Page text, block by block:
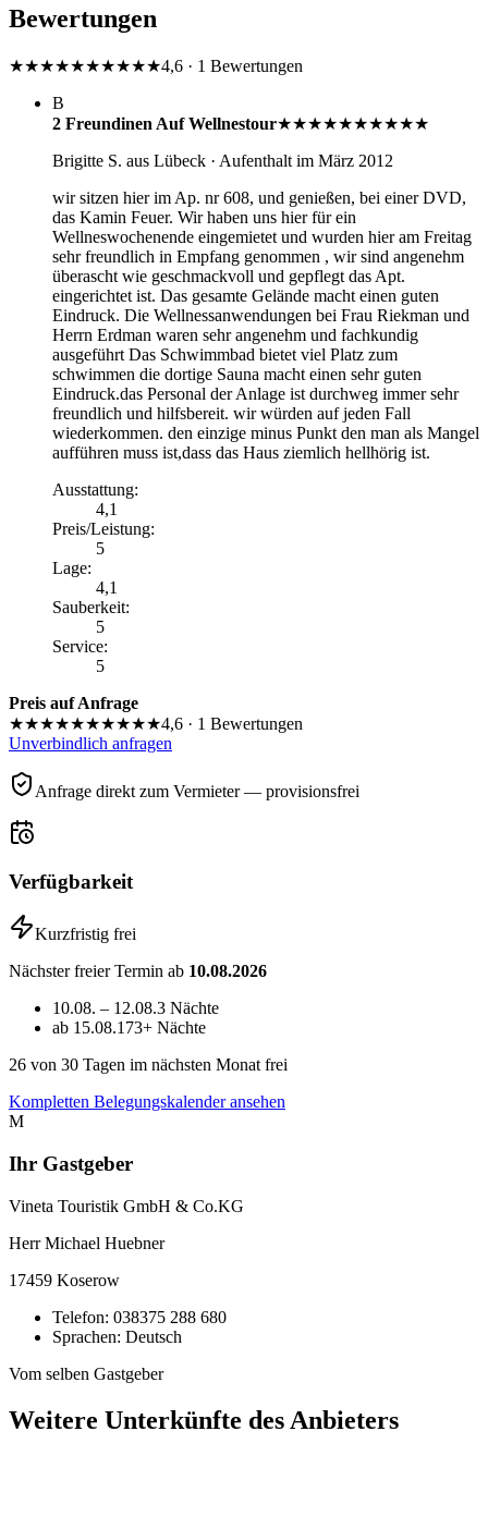
Bewertungen
★★★★★★★★★★4,6 · 1 Bewertungen
B
2 Freundinen Auf Wellnestour★★★★★★★★★★
Brigitte S. aus Lübeck · Aufenthalt im März 2012
wir sitzen hier im Ap. nr 608, und genießen, bei einer DVD,
das Kamin Feuer. Wir haben uns hier für ein
Wellneswochenende eingemietet und wurden hier am Freitag
sehr freundlich in Empfang genommen , wir sind angenehm
überascht wie geschmackvoll und gepflegt das Apt.
eingerichtet ist. Das gesamte Gelände macht einen guten
Eindruck. Die Wellnessanwendungen bei Frau Riekman und
Herrn Erdman waren sehr angenehm und fachkundig
ausgeführt Das Schwimmbad bietet viel Platz zum
schwimmen die dortige Sauna macht einen sehr guten
Eindruck.das Personal der Anlage ist durchweg immer sehr
freundlich und hilfsbereit. wir würden auf jeden Fall
wiederkommen. den einzige minus Punkt den man als Mangel
aufführen muss ist,dass das Haus ziemlich hellhörig ist.
Ausstattung:
4,1
Preis/Leistung:
5
Lage:
4,1
Sauberkeit:
5
Service:
5
Preis auf Anfrage
★★★★★★★★★★4,6 · 1 Bewertungen
Unverbindlich anfragen
Anfrage direkt zum Vermieter — provisionsfrei
Verfügbarkeit
Kurzfristig frei
Nächster freier Termin ab 10.08.2026
10.08. – 12.08.3 Nächte
ab 15.08.173+ Nächte
26 von 30 Tagen im nächsten Monat frei
Kompletten Belegungskalender ansehen
M
Ihr Gastgeber
Vineta Touristik GmbH & Co.KG
Herr Michael Huebner
17459 Koserow
Telefon: 038375 288 680
Sprachen: Deutsch
Vom selben Gastgeber
Weitere Unterkünfte des Anbieters